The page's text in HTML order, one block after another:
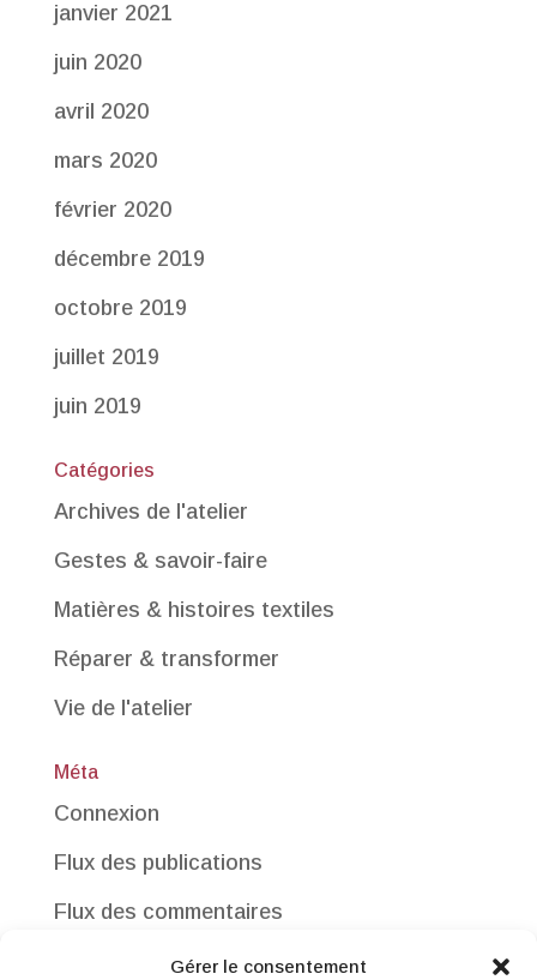
Gérer le consentement
janvier 2021
juin 2020
avril 2020
mars 2020
février 2020
décembre 2019
octobre 2019
juillet 2019
juin 2019
Catégories
Archives de l'atelier
Gestes & savoir-faire
Matières & histoires textiles
Réparer & transformer
Vie de l'atelier
Méta
Connexion
Flux des publications
Flux des commentaires
Site de WordPress-FR